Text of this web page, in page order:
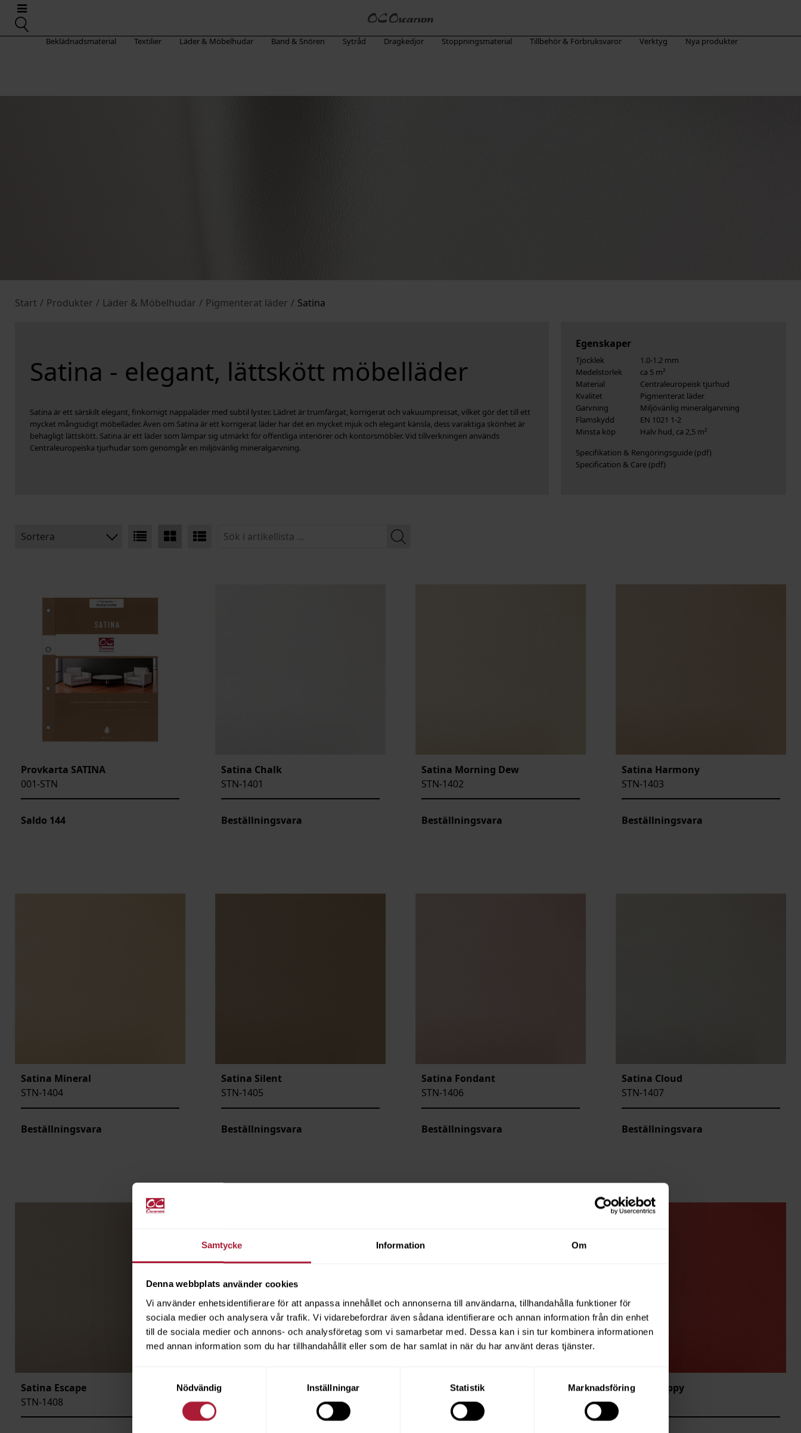
Samtycke Information Om
Denna webbplats använder cookies
Vi använder enhetsidentifierare för att anpassa innehållet och annonserna till användarna, tillhandahålla funktioner för
sociala medier och analysera vår trafik. Vi vidarebefordrar även sådana identifierare och annan information från din enhet
till de sociala medier och annons- och analysföretag som vi samarbetar med. Dessa kan i sin tur kombinera informationen
med annan information som du har tillhandahållit eller som de har samlat in när du har använt deras tjänster.
Samtyckesval
Nödvändig
Inställningar Statistik Marknadsföring
Beklädnadsmaterial Textilier Läder & Möbelhudar Band & Snören Sytråd Dragkedjor Stoppningsmaterial Tillbehör & Förbruksvaror Verktyg Nya produkter
Start / Produkter / Läder & Möbelhudar / Pigmenterat läder / Satina
Satina - elegant, lättskött möbelläder
Satina är ett särskilt elegant, finkornigt nappaläder med subtil lyster. Lädret är trumfärgat, korrigerat och vakuumpressat, vilket gör det till ett
mycket mångsidigt möbelläder. Även om Satina är ett korrigerat läder har det en mycket mjuk och elegant känsla, dess varaktiga skönhet är
behagligt lättskött. Satina är ett läder som lämpar sig utmärkt för offentliga interiörer och kontorsmöbler. Vid tillverkningen används
Centraleuropeiska tjurhudar som genomgår en miljövänlig mineralgarvning.
Egenskaper
Tjocklek
1.0-1.2 mm
Medelstorlek
ca 5 m²
Material
Centraleuropeisk tjurhud
Kvalitet
Pigmenterat läder
Garvning
Miljövänlig mineralgarvning
Flamskydd
EN 1021 1-2
Minsta köp
Halv hud, ca 2,5 m²
Specifikation & Rengöringsguide
Specification & Care
Sortera
MEDELSTORLEK
Provkarta SATINA
001-STN
Saldo 144
Satina Chalk
STN-1401
Beställningsvara
Satina Morning Dew
STN-1402
Beställningsvara
Satina Harmony
STN-1403
Beställningsvara
Satina Mineral
STN-1404
Beställningsvara
Satina Silent
STN-1405
Beställningsvara
Satina Fondant
STN-1406
Beställningsvara
Satina Cloud
STN-1407
Beställningsvara
Satina Escape
STN-1408
Satina Bowl
Satina Amulet
STN-1410
Satina Poppy